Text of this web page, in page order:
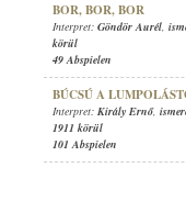
BOR, BOR, BOR
Interpret: Göndör Aurél,
körül
49 Abspielen
BÚCSÚ A
Interpret: Király Ernő,
1911 körül
101 Abspielen